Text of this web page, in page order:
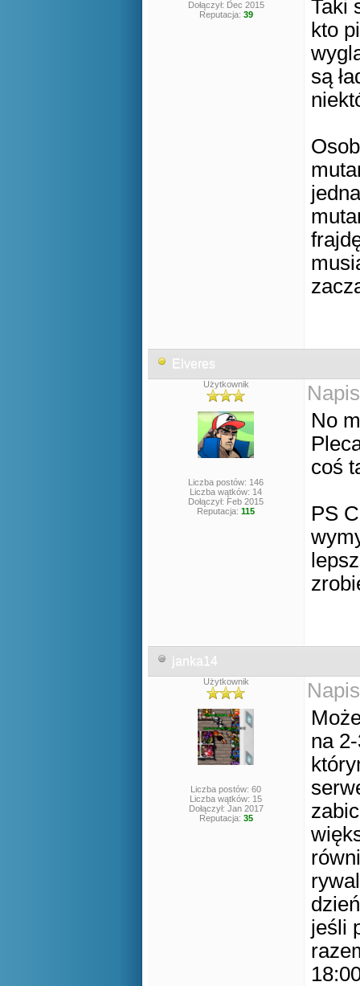
Dołączył: Dec 2015
Reputacja: 39
Taki
kto
są
Elveres
Użytkownik
Liczba postów: 146
Liczba wątków: 14
Dołączył: Feb 2015
Reputacja: 115
No
coś
PS
janka14
Użytkownik
Liczba postów: 60
Liczba wątków: 15
Dołączył: Jan 2017
Reputacja: 35
na
jeśli